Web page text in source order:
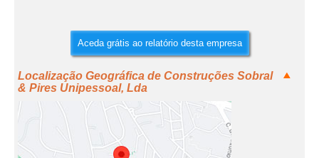
Aceda grátis ao relatório desta empresa
Localização Geográfica de Construções Sobral
& Pires Unipessoal, Lda